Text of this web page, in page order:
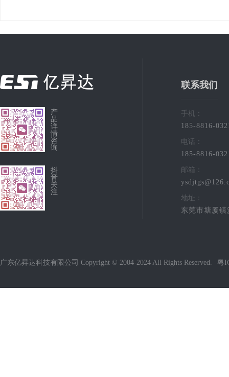
产
品
详
情
咨
询
抖
音
关
注
联系我们
手机：
185-8816-
电话：
185-8816-
邮箱：
地址：
东莞市塘厦
广东亿昇达科技有限公司 Copyright © 2004-2024 All Rights Reserved. 粤